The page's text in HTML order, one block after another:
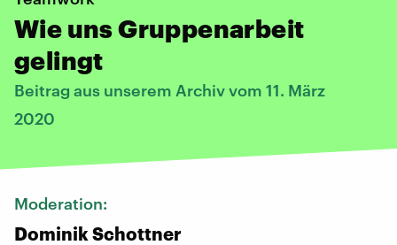
Wie uns Gruppenarbeit
gelingt
Beitrag aus unserem Archiv vom 11. März
2020
Moderation:
Dominik Schottner